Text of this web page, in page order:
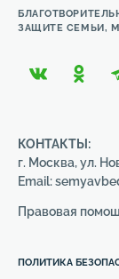
ЗАЩИТЕ СЕМЬИ,
КОНТАКТЫ:
г. Москва, ул.
Email:
Правовая
ПОЛИТИКА